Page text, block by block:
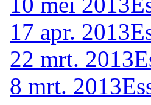
17 apr. 2013
22 mrt. 2013
8 mrt. 2013